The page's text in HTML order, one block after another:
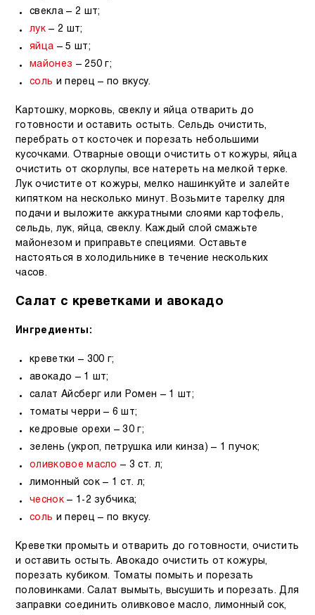
свекла – 2 шт;
лук– 2 шт;
яйца – 5 шт;
майонез – 250 г;
соль и перец – по вкусу.
Картошку, морковь, свеклу и яйца отварить до
готовности и оставить остыть. Сельдь очистить,
перебрать от косточек и порезать небольшими
кусочками. Отварные овощи очистить от кожуры, яйца
очистить от скорлупы, все натереть на мелкой терке.
Лук очистите от кожуры, мелко нашинкуйте и залейте
кипятком на несколько минут. Возьмите тарелку для
подачи и выложите аккуратными слоями картофель,
сельдь, лук, яйца, свеклу. Каждый слой смажьте
майонезом и приправьте специями. Оставьте
настояться в холодильнике в течение нескольких
часов.
Салат с креветками и авокадо
Ингредиенты:
креветки – 300 г;
авокадо – 1 шт;
салат Айсберг или Ромен – 1 шт;
томаты черри – 6 шт;
кедровые орехи – 30 г;
зелень (укроп, петрушка или кинза) – 1 пучок;
оливковое масло – 3 ст. л;
лимонный сок – 1 ст. л;
чеснок– 1-2 зубчика;
соль и перец – по вкусу.
Креветки промыть и отварить до готовности, очистить
и оставить остыть. Авокадо очистить от кожуры,
порезать кубиком. Томаты помыть и порезать
половинками. Салат вымыть, высушить и порезать. Для
заправки соединить оливковое масло, лимонный сок,